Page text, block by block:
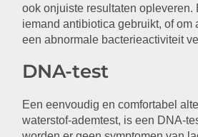
ook onjuiste resultaten opleveren.
iemand antibiotica gebruikt, of om
een abnormale bacterieactiviteit
DNA-test
Een eenvoudig en comfortabel
waterstof-ademtest, is een DNA-